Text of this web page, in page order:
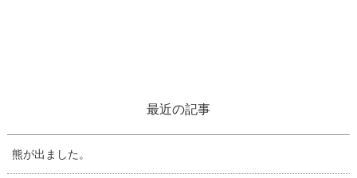
最近の記事
熊が出ました。